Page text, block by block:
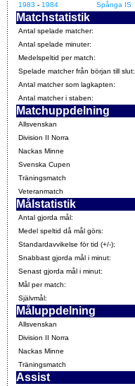
1983 - 1984 Spånga IS
Matchstatistik
Antal spelade matcher:
Antal spelade minuter:
Medelspeltid per match:
Spelade matcher från början till slut:
Antal matcher som lagkapten:
Antal matcher i staben:
Matchuppdelning
Allsvenskan
Division II Norra
Nackas Minne
Svenska Cupen
Träningsmatch
Veteranmatch
Målstatistik
Antal gjorda mål:
Medel speltid då mål görs:
Standardavvikelse för tid (+/-):
Snabbast gjorda mål i minut:
Senast gjorda mål i minut:
Mål per match:
Självmål:
Måluppdelning
Allsvenskan
Division II Norra
Nackas Minne
Träningsmatch
Assist